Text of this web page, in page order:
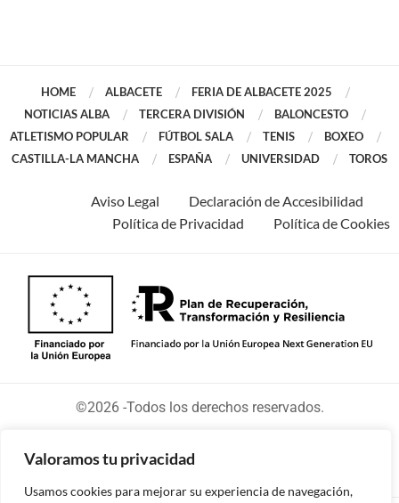
Valoramos tu privacidad
Usamos cookies para mejorar su experiencia de navegación,
HOME ALBACETE
FERIA DE ALBACETE 2025
NOTICIAS ALBA
TERCERA DIVISIÓN
BALONCESTO
ATLETISMO POPULAR
FÚTBOL SALA TENIS
BOXEO
CASTILLA-LA MANCHA
ESPAÑA UNIVERSIDAD TOROS
Aviso Legal
Declaración de Accesibilidad
Política de Privacidad
Política de Cookies
©2026 -Todos los derechos reservados.